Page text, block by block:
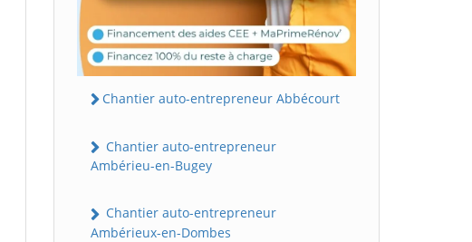
Chantier auto-entrepreneur Abbécourt
Chantier auto-entrepreneur
Ambérieu-en-Bugey
Chantier auto-entrepreneur
Ambérieux-en-Dombes